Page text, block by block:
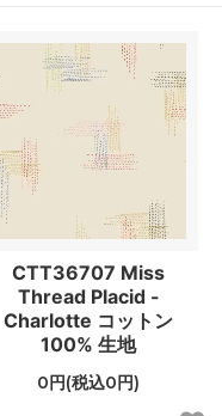
CTT36707 Miss
Thread Placid -
Charlotte コットン
100% 生地
0円(税込0円)